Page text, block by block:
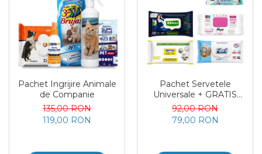
Pachet Ingrijire Animale
de Companie
135,00 RON
119,00 RON
Pachet Servetele
Universale + GRATIS
Servetele Umede pentru
Corp cu Crema Aquella
92,00 RON
79,00 RON